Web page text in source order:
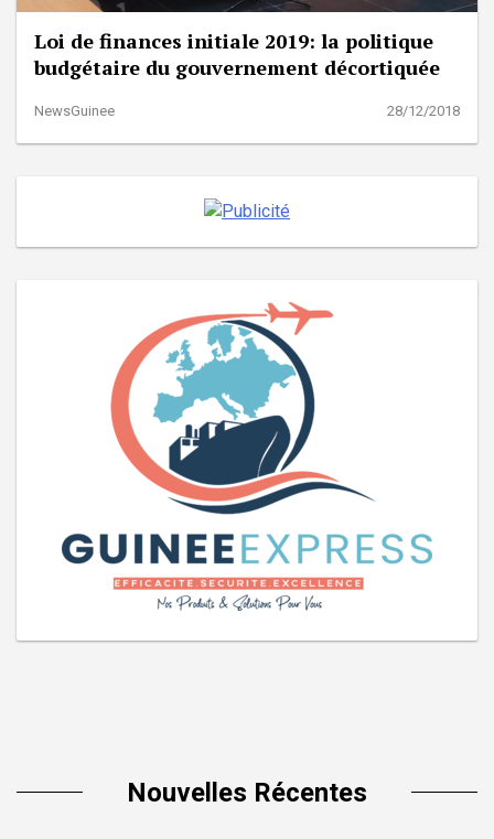
Loi de finances initiale 2019: la politique
budgétaire du gouvernement décortiquée
NewsGuinee 28/12/2018
Nouvelles Récentes